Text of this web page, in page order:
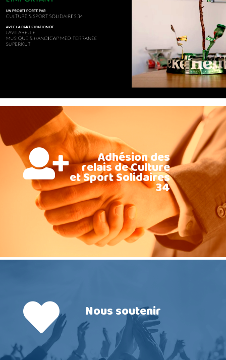
Adhésion des
relais de Culture
et Sport Solidaires
34
Nous soutenir